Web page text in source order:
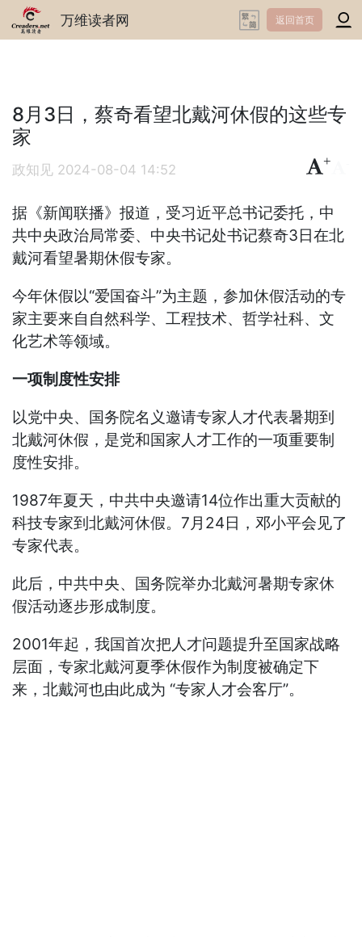
万维读者网 返回首页
8月3日，蔡奇看望北戴河休假的这些专
家
政知见 2024-08-04 14:52
+
据《新闻联播》报道，受习近平总书记委托，中
共中央政治局常委、中央书记处书记蔡奇3日在北
戴河看望暑期休假专家。
今年休假以“爱国奋斗”为主题，参加休假活动的专
家主要来自自然科学、工程技术、哲学社科、文
化艺术等领域。
一项制度性安排
以党中央、国务院名义邀请专家人才代表暑期到
北戴河休假，是党和国家人才工作的一项重要制
度性安排。
1987年夏天，中共中央邀请14位作出重大贡献的
科技专家到北戴河休假。7月24日，邓小平会见了
专家代表。
此后，中共中央、国务院举办北戴河暑期专家休
假活动逐步形成制度。
2001年起，我国首次把人才问题提升至国家战略
层面，专家北戴河夏季休假作为制度被确定下
来，北戴河也由此成为 “专家人才会客厅”。